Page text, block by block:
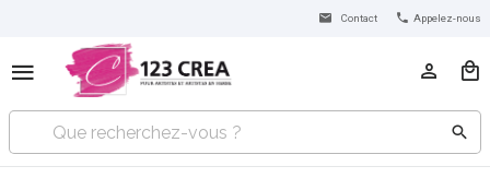
Contact Appelez-nous